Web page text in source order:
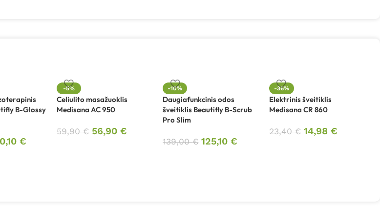
B-Glossy
€
-5%
Celiulito masažuoklis
Medisana AC 950
59,90€ 56,90 €
-10%
Daugiafunkcinis odos
šveitiklis Beautifly B-Scrub
Pro Slim
139,00€ 125,10€
-36%
Elektrinis šveitiklis
Medisana CR 860
23,40€ 14,98 €